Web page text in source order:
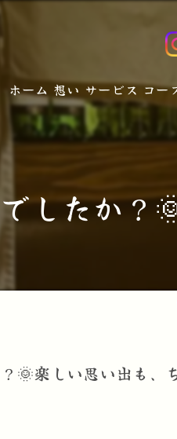
ホーム 想い サービス コー
したか
🌞楽しい思い出も、